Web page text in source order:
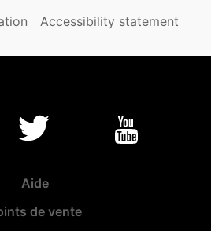
Accessibility statement
Aide
de vente